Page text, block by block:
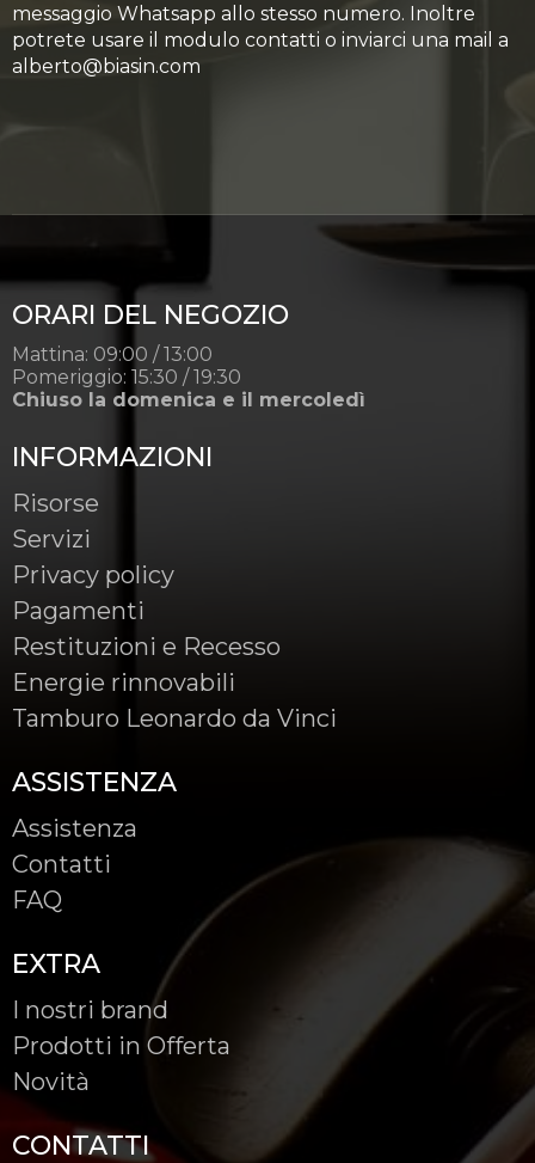
messaggio Whatsapp allo stesso numero. Inoltre
potrete usare il modulo contatti o inviarci una mail a
alberto@biasin.com
ORARI DEL NEGOZIO
Mattina: 09:00 / 13:00
Pomeriggio: 15:30 / 19:30
Chiuso la domenica e il mercoledì
INFORMAZIONI
Risorse
Servizi
Privacy policy
Pagamenti
Restituzioni e Recesso
Energie rinnovabili
Tamburo Leonardo da Vinci
ASSISTENZA
Assistenza
Contatti
FAQ
EXTRA
I nostri brand
Prodotti in Offerta
Novità
CONTATTI